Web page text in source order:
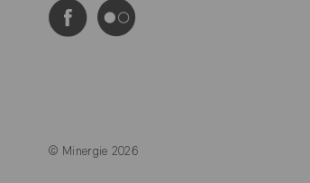
© Minergie 2026